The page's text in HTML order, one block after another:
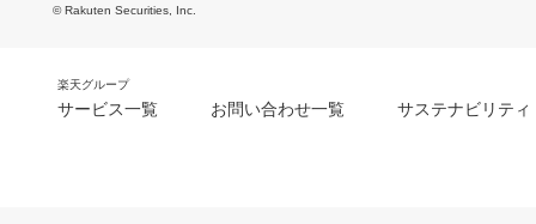
© Rakuten Securities, Inc.
楽天グループ
サービス一覧 お問い合わせ一覧 サステナビリティ